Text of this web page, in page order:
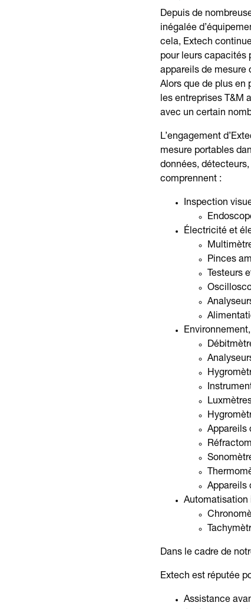
Depuis de
inégalée
cela, Extech
pour leurs capacités
appareils de mesure
Alors que de plus en
les entreprises T&M
avec un certain
L’engagement
mesure portables
données,
comprennent :
Inspection
Électricité et
Pinces
Testeurs
Appareils
Appareils
Automatisation
Dans le cadre de
Extech est réputée
Assistance